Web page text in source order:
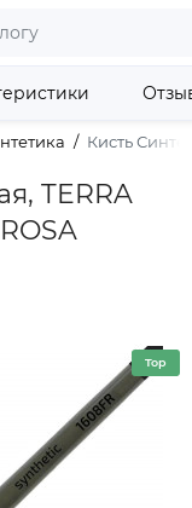
673-42-06
наши контакты
Кисть
TERRA
Top